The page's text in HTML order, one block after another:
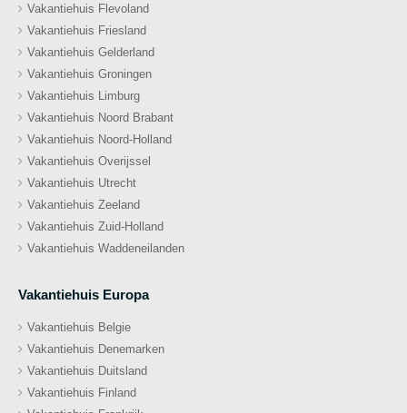
Vakantiehuis Flevoland
Vakantiehuis Friesland
Vakantiehuis Gelderland
Vakantiehuis Groningen
Vakantiehuis Limburg
Vakantiehuis Noord Brabant
Vakantiehuis Noord-Holland
Vakantiehuis Overijssel
Vakantiehuis Utrecht
Vakantiehuis Zeeland
Vakantiehuis Zuid-Holland
Vakantiehuis Waddeneilanden
Vakantiehuis Europa
Vakantiehuis Belgie
Vakantiehuis Denemarken
Vakantiehuis Duitsland
Vakantiehuis Finland